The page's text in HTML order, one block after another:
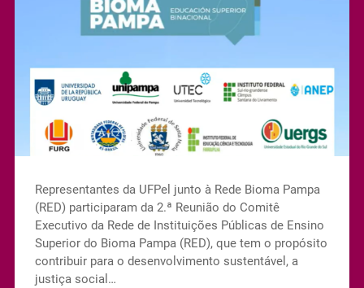
Representantes da UFPel junto à Rede Bioma Pampa
(RED) participaram da 2.ª Reunião do Comitê
Executivo da Rede de Instituições Públicas de Ensino
Superior do Bioma Pampa (RED), que tem o propósito
contribuir para o desenvolvimento sustentável, a
justiça social…